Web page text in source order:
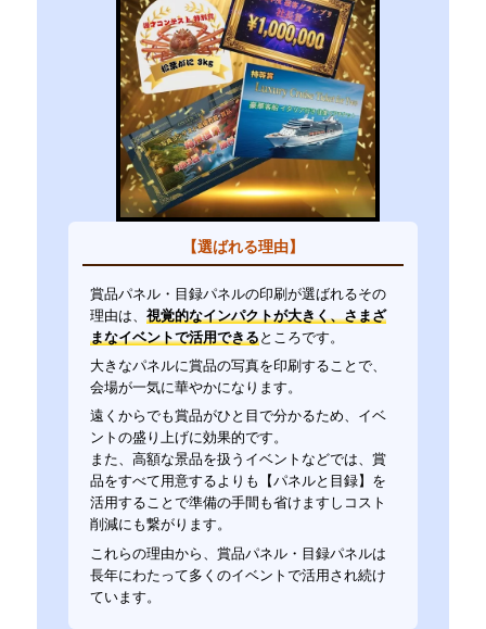
【選ばれる理由】
賞品パネル・目録パネルの印刷が選ばれるその
理由は、 視覚的なインパクトが大きく、さまざ
まなイベントで活用できるところです。
大きなパネルに賞品の写真を印刷することで、
会場が一気に華やかになります。
遠くからでも賞品がひと目で分かるため、イベ
ントの盛り上げに効果的です。
また、高額な景品を扱うイベントなどでは、賞
品をすべて用意するよりも【パネルと目録】を
活用することで準備の手間も省けますしコスト
削減にも繋がります。
これらの理由から、賞品パネル・目録パネルは
長年にわたって多くのイベントで活用され続け
ています。